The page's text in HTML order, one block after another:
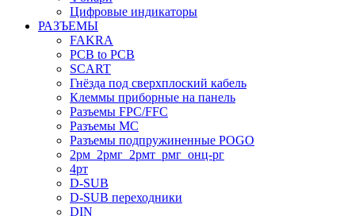
Цифровые индикаторы
РАЗЪЕМЫ
FAKRA
PCB to PCB
SCART
Гнёзда под сверхплоский кабель
Клеммы приборные на панель
Разъемы FPC/FFC
Разъемы MC
Разъемы подпружиненные POGO
2рм_2рмг_2рмт_рмг_онц-рг
4рт
D-SUB
D-SUB переходники
DIN